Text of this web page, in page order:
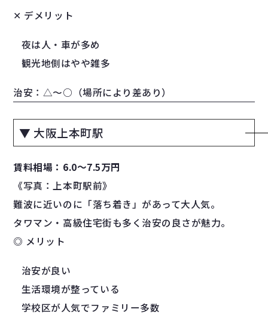
✕ デメリット
夜は人・車が多め
観光地側はやや雑多
治安：△〜○（場所により差あり）
▼ 大阪上本町駅
賃料相場：6.0〜7.5万円
《写真：上本町駅前》
難波に近いのに「落ち着き」があって大人気。
タワマン・高級住宅街も多く治安の良さが魅力。
◎ メリット
治安が良い
生活環境が整っている
学校区が人気でファミリー多数